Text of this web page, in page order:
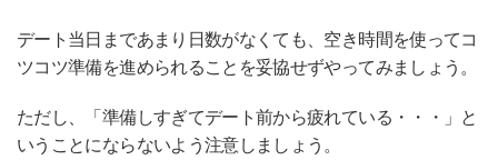
デート当日まであまり日数がなくても、空き時間を使ってコ
ツコツ準備を進められることを妥協せずやってみましょう。
ただし、「準備しすぎてデート前から疲れている・・・」と
いうことにならないよう注意しましょう。